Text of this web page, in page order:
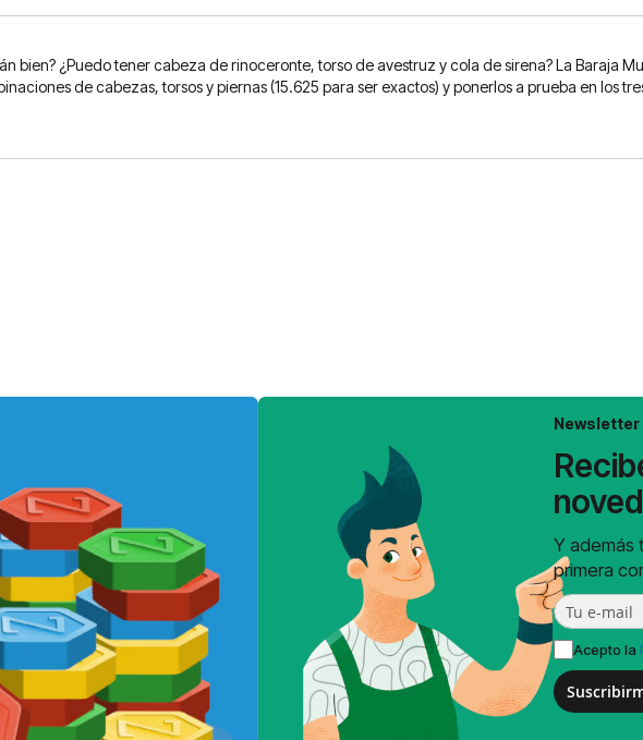
bien? ¿Puedo tener cabeza de rinoceronte, torso de avestruz y cola de sirena? La Baraja
de cabezas, torsos y piernas (15.625 para ser exactos) y ponerlos a prueba en los
Newsletter
Y además
primera
Acepto la